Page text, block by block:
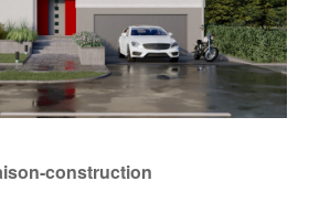
construction